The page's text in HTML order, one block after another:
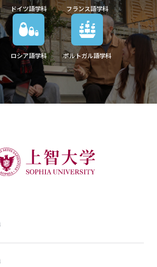
ドイツ語学科 フランス語学科
ロシア語学科 ポルトガル語学科